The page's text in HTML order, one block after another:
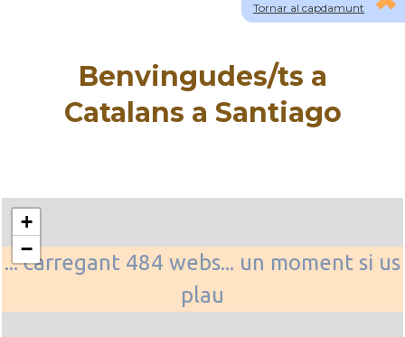
Tornar al capdamunt
Benvingudes/ts a
Catalans a Santiago
... carregant 484 webs... un moment si us
plau
+
−